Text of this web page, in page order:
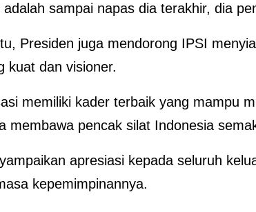
sampai napas dia terakhir, dia
Presiden juga mendorong IPSI
kuat dan visioner.
memiliki kader terbaik yang mampu
membawa pencak silat Indonesia
apresiasi kepada seluruh
kepemimpinannya.